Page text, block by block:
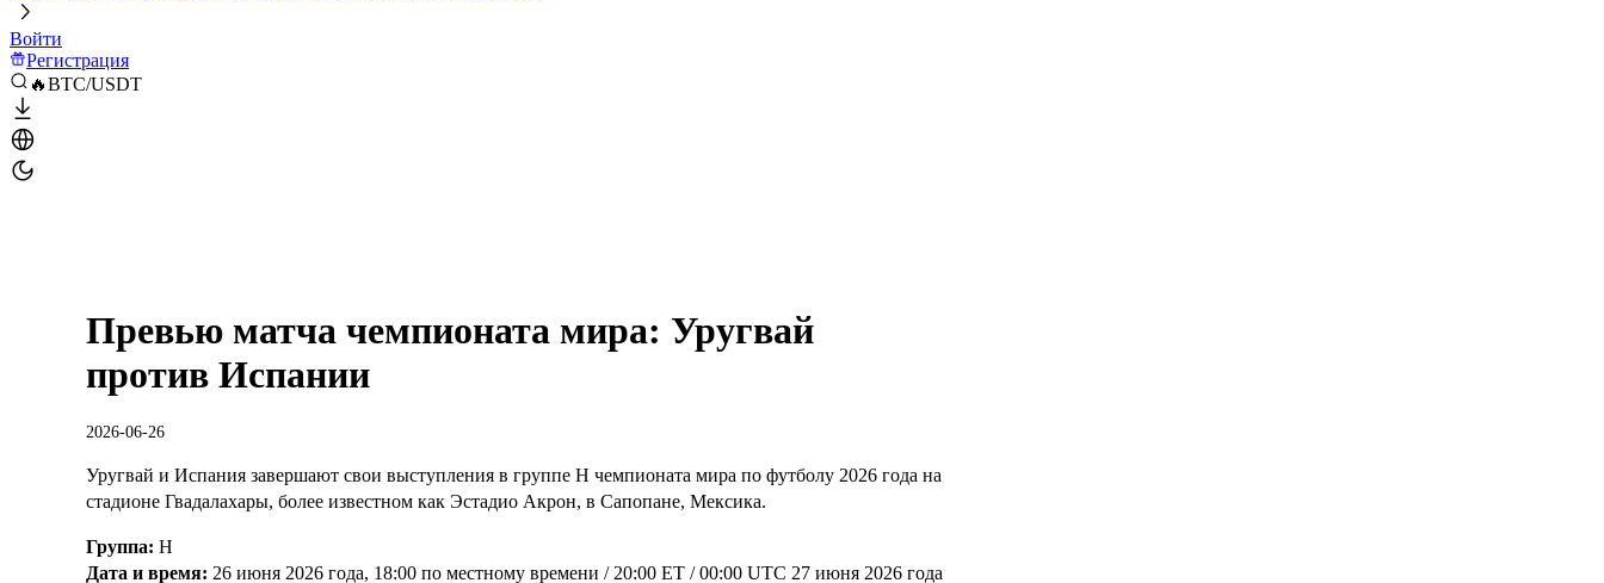
Войти
Регистрация
🔥BTC/USDT
Превью матча чемпионата мира: Уругвай
против Испании
2026-06-26
Уругвай и Испания завершают свои выступления в группе H чемпионата мира по футболу 2026 года на
стадионе Гвадалахары, более известном как Эстадио Акрон, в Сапопане, Мексика.
Группа: H
Дата и время: 26 июня 2026 года, 18:00 по местному времени / 20:00 ET / 00:00 UTC 27 июня 2026 года